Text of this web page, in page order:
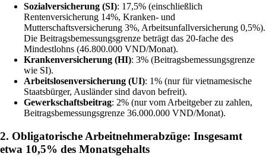
Sozialversicherung (SI): 17,5% (einschließlich
Rentenversicherung 14%, Kranken- und
Mutterschaftsversicherung 3%, Arbeitsunfallversicherung 0,5%).
Die Beitragsbemessungsgrenze beträgt das 20-fache des
Mindestlohns (46.800.000 VND/Monat).
Krankenversicherung (HI): 3% (Beitragsbemessungsgrenze
wie SI).
Arbeitslosenversicherung (UI): 1% (nur für vietnamesische
Staatsbürger, Ausländer sind davon befreit).
Gewerkschaftsbeitrag: 2% (nur vom Arbeitgeber zu zahlen,
Beitragsbemessungsgrenze 36.000.000 VND/Monat).
2. Obligatorische Arbeitnehmerabzüge: Insgesamt
etwa 10,5% des Monatsgehalts